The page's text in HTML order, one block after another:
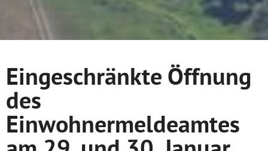
Eingeschränkte Öffnung
des
Einwohnermeldeamtes